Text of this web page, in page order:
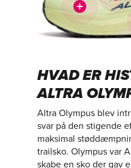
HVAD ER
ALTRA
Altra Olympus blev
svar på den stigende
maksimal
trailsko. Olympus var
skabe en sko der gav